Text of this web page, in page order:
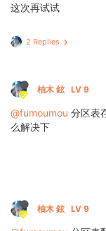
这次再试试
2 Replies
柚木 鉉 LV 9
@fumoumou 分区表
么解决下
柚木 鉉 LV 9